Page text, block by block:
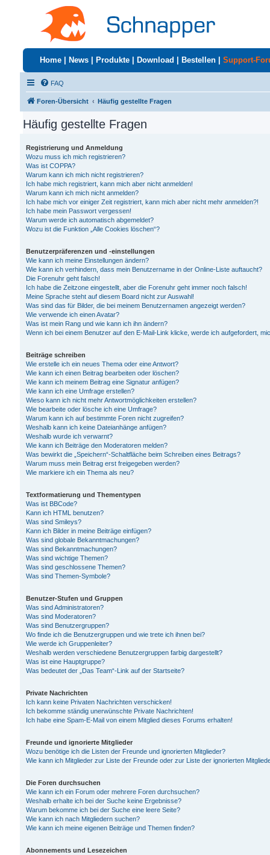
Home News Produkte Download Bestellen Support-
FAQ
Foren-Übersicht Häufig gestellte Fragen
Häufig gestellte Fragen
Registrierung und Anmeldung
Wozu muss ich mich registrieren?
Was ist COPPA?
Warum kann ich mich nicht registrieren?
Ich habe mich registriert, kann mich aber nicht anmelden!
Warum kann ich mich nicht anmelden?
Ich habe mich vor einiger Zeit registriert, kann mich aber nicht mehr anmelden?!
Ich habe mein Passwort vergessen!
Warum werde ich automatisch abgemeldet?
Wozu ist die Funktion „Alle Cookies löschen“?
Benutzerpräferenzen und -einstellungen
Wie kann ich meine Einstellungen ändern?
Wie kann ich verhindern, dass mein Benutzername in der Online-Liste auftaucht?
Die Forenuhr geht falsch!
Ich habe die Zeitzone eingestellt, aber die Forenuhr geht immer noch falsch!
Meine Sprache steht auf diesem Board nicht zur Auswahl!
Was sind das für Bilder, die bei meinem Benutzernamen angezeigt werden?
Wie verwende ich einen Avatar?
Was ist mein Rang und wie kann ich ihn ändern?
Wenn ich bei einem Benutzer auf den E-Mail-Link klicke, werde ich aufgefordert,
Beiträge schreiben
Wie erstelle ich ein neues Thema oder eine Antwort?
Wie kann ich einen Beitrag bearbeiten oder löschen?
Wie kann ich meinem Beitrag eine Signatur anfügen?
Wie kann ich eine Umfrage erstellen?
Wieso kann ich nicht mehr Antwortmöglichkeiten erstellen?
Wie bearbeite oder lösche ich eine Umfrage?
Warum kann ich auf bestimmte Foren nicht zugreifen?
Weshalb kann ich keine Dateianhänge anfügen?
Weshalb wurde ich verwarnt?
Wie kann ich Beiträge den Moderatoren melden?
Was bewirkt die „Speichern“-Schaltfläche beim Schreiben eines Beitrags?
Warum muss mein Beitrag erst freigegeben werden?
Wie markiere ich ein Thema als neu?
Textformatierung und Thementypen
Was ist BBCode?
Kann ich HTML benutzen?
Was sind Smileys?
Kann ich Bilder in meine Beiträge einfügen?
Was sind globale Bekanntmachungen?
Was sind Bekanntmachungen?
Was sind wichtige Themen?
Was sind geschlossene Themen?
Was sind Themen-Symbole?
Benutzer-Stufen und Gruppen
Was sind Administratoren?
Was sind Moderatoren?
Was sind Benutzergruppen?
Wo finde ich die Benutzergruppen und wie trete ich ihnen bei?
Wie werde ich Gruppenleiter?
Weshalb werden verschiedene Benutzergruppen farbig dargestellt?
Was ist eine Hauptgruppe?
Was bedeutet der „Das Team“-Link auf der Startseite?
Private Nachrichten
Ich kann keine Privaten Nachrichten verschicken!
Ich bekomme ständig unerwünschte Private Nachrichten!
Ich habe eine Spam-E-Mail von einem Mitglied dieses Forums erhalten!
Freunde und ignorierte Mitglieder
Wozu benötige ich die Listen der Freunde und ignorierten Mitglieder?
Wie kann ich Mitglieder zur Liste der Freunde oder zur Liste der ignorierten
Die Foren durchsuchen
Wie kann ich ein Forum oder mehrere Foren durchsuchen?
Weshalb erhalte ich bei der Suche keine Ergebnisse?
Warum bekomme ich bei der Suche eine leere Seite?
Wie kann ich nach Mitgliedern suchen?
Wie kann ich meine eigenen Beiträge und Themen finden?
Abonnements und Lesezeichen